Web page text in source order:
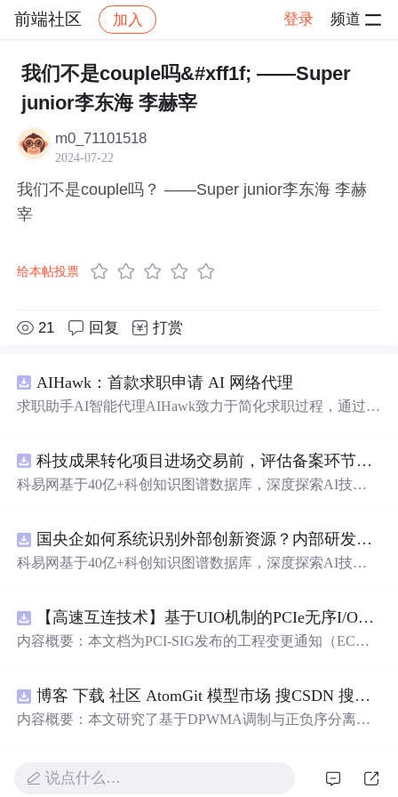
前端社区 加入 登录 频道
社区 前端社区 感慨 帖子详情
我们不是couple吗&#xff1f; ——Super
junior李东海 李赫宰
m0_71101518
2024-07-22
我们不是couple吗？ ——Super junior李东海 李赫
宰
给本帖投票
21 回复 打赏
AIHawk：首款求职申请 AI 网络代理
求职助手AI智能代理AIHawk致力于简化求职过程，通过自
科技成果转化项目进场交易前，评估备案环节需要准备哪些材料？.docx
科易网基于40亿+科创知识图谱数据库，深度探索AI技术
新领域的AI+数智化解决方案，推动科技创新与产业创新
智能化发展。
国央企如何系统识别外部创新资源？内部研发体系完善，但对外部高校、中小科技企业技术能力缺乏动态认知。.docx
科易网基于40亿+科创知识图谱数据库，深度探索AI技术
新领域的AI+数智化解决方案，推动科技创新与产业创新
智能化发展。
【高速互连技术】基于UIO机制的PCIe无序I/O扩展：多路径架构下内存请求的高性能传输与排序控制方案设计
内容概要：本文档为PCI-SIG发布的工程变更通知（EC
规则对多路径拓扑和高性能IO系统的限制。UIO基于Flit模
式，定义了一套新的TLP（事务层包）类型和规则，允许
细说明了UIO
博客 下载 社区 AtomGit 模型市场 搜CSDN 搜索 AI 搜索 会员中心 创作中心 基于DPWMA调制与正负序分离的ANPC三电平并网逆变器前馈控制策略研究（Simulink仿真实现）
内容概要：本文研究了基于DPWMA调制与正负序分离的
及动态响应速度不足等问题。通过采用有源中点箝位（AN
说点什么…